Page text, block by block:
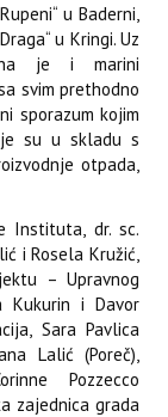
u Baderni,
u Kringi. Uz
je i marini
svim prethodno
sporazum kojim
su u skladu s
otpada,
Instituta, dr. sc.
i Rosela Kružić,
– Upravnog
Kukurin i Davor
Sara Pavlica
Lalić (Poreč),
Pozzecco
zajednica grada